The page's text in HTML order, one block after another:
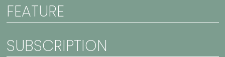
FEATURE
SUBSCRIPTION